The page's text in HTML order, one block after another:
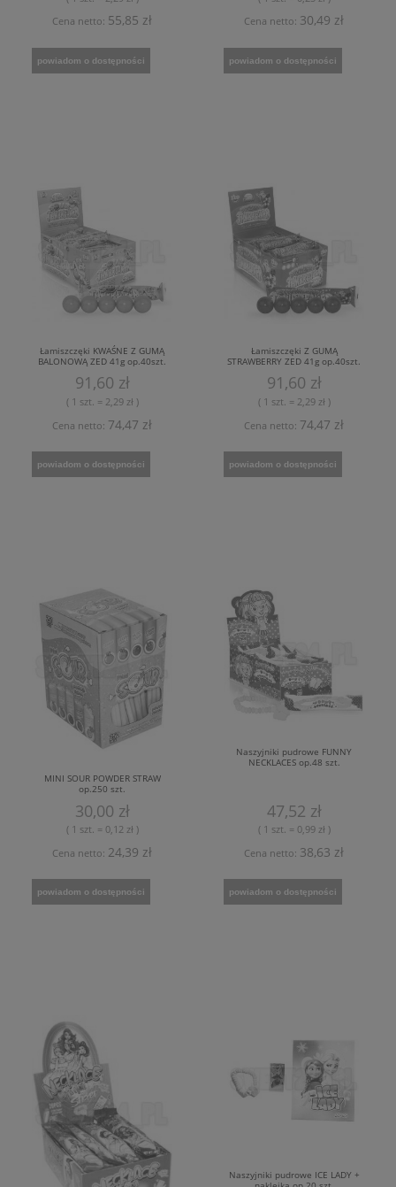
Cena netto: 55,85 zł
powiadom o dostępności
Cena netto: 30,49 zł
powiadom o dostępności
Łamiszczęki KWAŚNE Z GUMĄ
BALONOWĄ ZED 41g op.40szt.
91,60 zł
( 1 szt. = 2,29 zł )
Cena netto: 74,47 zł
powiadom o dostępności
Łamiszczęki Z GUMĄ
STRAWBERRY ZED 41g op.40szt.
91,60 zł
( 1 szt. = 2,29 zł )
Cena netto: 74,47 zł
powiadom o dostępności
MINI SOUR POWDER STRAW
op.250 szt.
30,00 zł
( 1 szt. = 0,12 zł )
Cena netto: 24,39 zł
powiadom o dostępności
Naszyjniki pudrowe FUNNY
NECKLACES op.48 szt.
47,52 zł
( 1 szt. = 0,99 zł )
Cena netto: 38,63 zł
powiadom o dostępności
Naszyjniki pudrowe ICE LADY +